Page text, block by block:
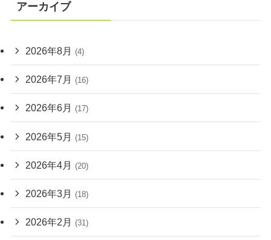
アーカイブ
2026年8月 (4)
2026年7月 (16)
2026年6月 (17)
2026年5月 (15)
2026年4月 (20)
2026年3月 (18)
2026年2月 (31)